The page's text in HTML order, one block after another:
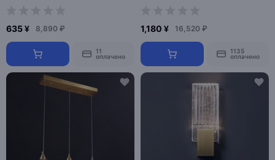
635 ¥ 8,890 ₽
11
оплачено
1,180 ¥ 16,520 ₽
1135
оплачено